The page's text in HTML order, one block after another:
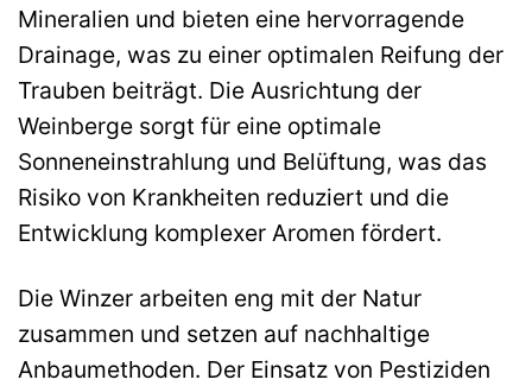
Mineralien und bieten eine hervorragende
Drainage, was zu einer optimalen Reifung der
Trauben beiträgt. Die Ausrichtung der
Weinberge sorgt für eine optimale
Sonneneinstrahlung und Belüftung, was das
Risiko von Krankheiten reduziert und die
Entwicklung komplexer Aromen fördert.
Die Winzer arbeiten eng mit der Natur
zusammen und setzen auf nachhaltige
Anbaumethoden. Der Einsatz von Pestiziden